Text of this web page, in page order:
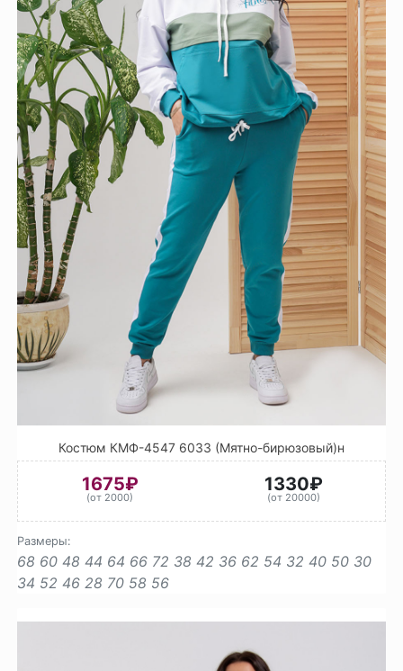
Костюм КМФ-4547 6033 (Мятно-бирюзовый)н
1675₽
(от 2000)
1330₽
(от 20000)
Размеры:
68 60 48 44 64 66 72 38 42 36 62 54 32 40 50 30
34 52 46 28 70 58 56